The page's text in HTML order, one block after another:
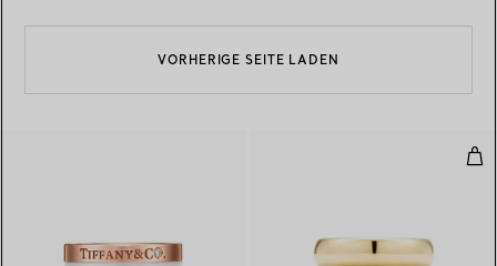
VORHERIGE SEITE LADEN